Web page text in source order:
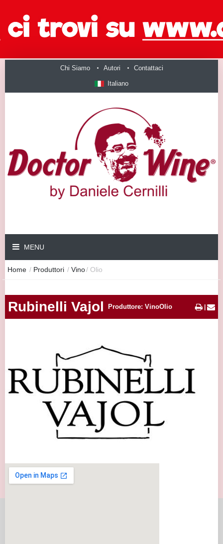
Chi Siamo Autori Contattaci
Italiano
MENU
Home / Produttori / Vino/ Olio
Rubinelli Vajol Produttore: VinoOlio |